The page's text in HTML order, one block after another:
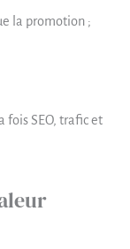
la promotion ;
fois SEO, trafic et